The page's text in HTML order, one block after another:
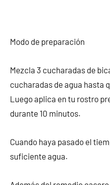
Modo de preparación
Mezcla 3 cucharadas de
cucharadas de agua hasta
Luego aplica en tu rostro
durante 10 minutos.
Cuando haya pasado el
suficiente agua.